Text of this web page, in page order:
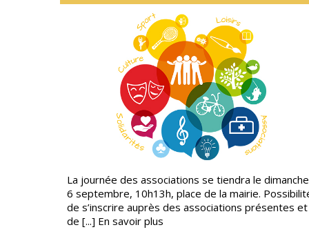
La journée des associations se tiendra le dimanche
6 septembre, 10h13h, place de la mairie.
de s’inscrire auprès des associations présentes et
de [...] En savoir plus